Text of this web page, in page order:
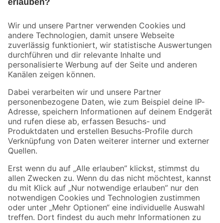
Der toom Newsletter: Keine Angebote und Aktionen mehr verpassen!
Zur Newsletter Anmeldung
Folge uns
Zahlungsarten Versandarten
Sicher einkaufen
Jetzt die toom-App herunterladen